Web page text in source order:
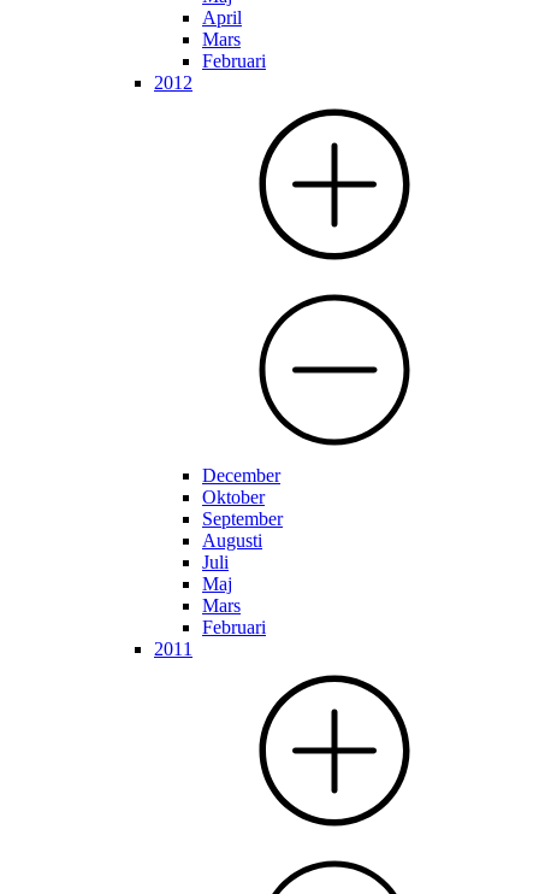
April
Mars
Februari
2012
December
Oktober
September
Augusti
Juli
Maj
Mars
Februari
2011